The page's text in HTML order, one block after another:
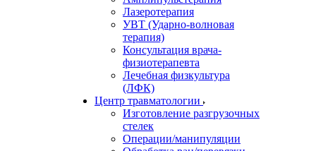
Лазеротерапия
УВТ (Ударно-волновая
терапия)
Консультация врача-
физиотерапевта
Лечебная физкультура
(ЛФК)
Центр травматологии
Изготовление разгрузочных
стелек
Операции/манипуляции